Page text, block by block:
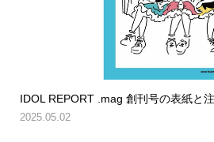
IDOL REPORT .mag 創刊号の表紙と
2025.05.02